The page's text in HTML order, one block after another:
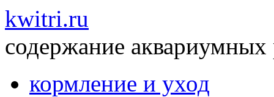
kwitri.ru
содержание
кормление и уход